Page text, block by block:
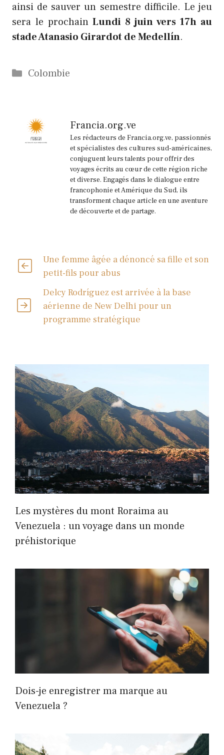
ainsi de sauver un semestre difficile. Le jeu
sera le prochainLundi 8 juin vers 17h au
stade Atanasio Girardot de Medellín.
Catégories
Colombie
Francia.org.ve
Les rédacteurs de Francia.org.ve, passionnés
et spécialistes des cultures sud-américaines,
conjuguent leurs talents pour offrir des
voyages écrits au cœur de cette région riche
et diverse. Engagés dans le dialogue entre
francophonie et Amérique du Sud, ils
transforment chaque article en une aventure
de découverte et de partage.
Une femme âgée a dénoncé sa fille et son
petit-fils pour abus
Delcy Rodríguez est arrivée à la base
aérienne de New Delhi pour un
programme stratégique
Les mystères du mont Roraima au
Venezuela : un voyage dans un monde
préhistorique
Dois-je enregistrer ma marque au
Venezuela ?